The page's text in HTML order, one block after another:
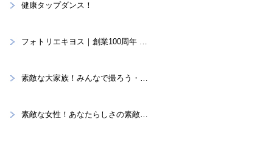
健康タップダンス！
フォトリエキヨス｜創業100周年 “あなたらしさ”を写真に残すスタジオ
素敵な大家族！みんなで撮ろう・・・家族記念。
素敵な女性！あなたらしさの素敵を大切に！プロフィール撮影